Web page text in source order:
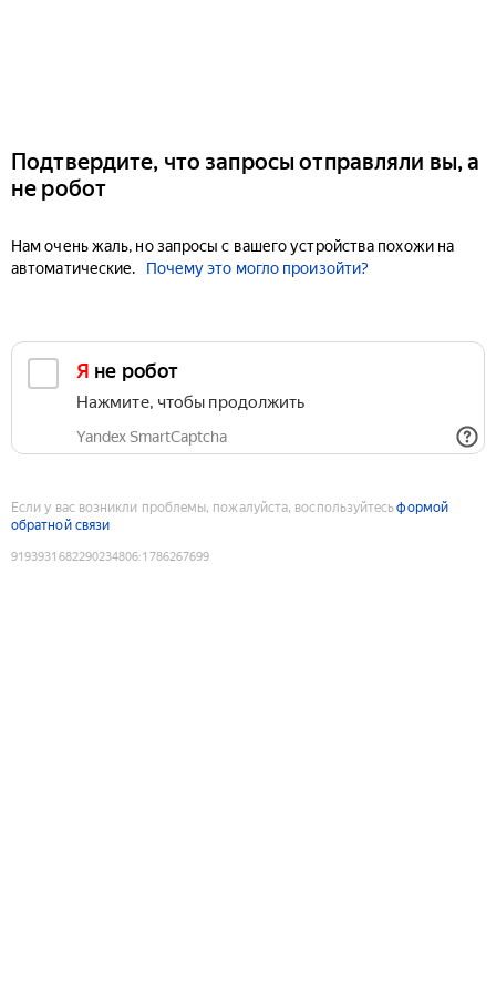
Подтвердите, что запросы отправляли вы, а
не робот
Нам очень жаль, но запросы с вашего устройства похожи на
автоматические.
Почему это могло произойти?
Я не робот
Нажмите, чтобы продолжить
Yandex SmartCaptcha
Если у вас возникли проблемы, пожалуйста, воспользуйтесьформой
обратной связи
9193931682290234806:1786267699